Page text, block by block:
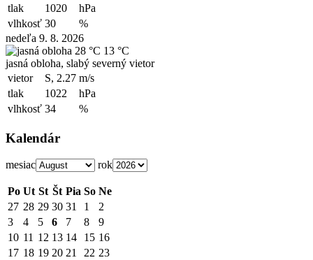
tlak
1020
hPa
vlhkosť 30
%
nedeľa 9. 8. 2026
28 °C 13 °C
jasná obloha, slabý severný vietor
vietor
S, 2.27 m/s
tlak
1022
hPa
vlhkosť 34 %
Kalendár
mesiac rok
Po Ut St Št Pia So Ne
27 28 29 30 31 1
2
3
4 5 6 7 8
9
10 11 12 13 14 15 16
17 18 19 20 21 22 23